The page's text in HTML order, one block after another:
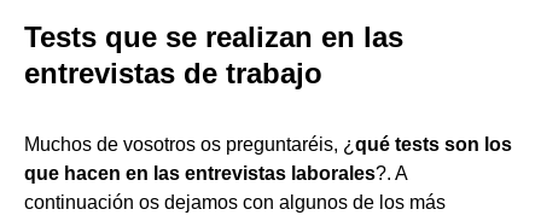
Tests que se realizan en las
entrevistas de trabajo
Muchos de vosotros os preguntaréis, ¿ qué tests son los
que hacen en las entrevistas laborales?. A
continuación os dejamos con algunos de los más